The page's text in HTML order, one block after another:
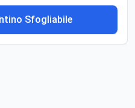
Sfogliabile